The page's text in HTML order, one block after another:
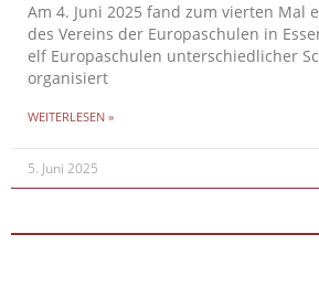
Am 4. Juni 2025 fand zum vierten Mal
des Vereins der Europaschulen in
elf Europaschulen unterschiedlicher
organisiert
WEITERLESEN »
5. Juni 2025